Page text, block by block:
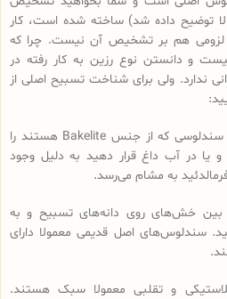
توضیح داده شد) ساخته شده است، کار
لزومی هم بر تشخیص آن نیست. چرا که
و دانستن نوع رزین به کار رفته در
ندارد. ولی برای شناخت تسبیح اصلی از
• تست بو: اگر مهره‌های تسبیح‌ سندلوسی که از جنس Bakelite هستند را
یا در آب داغ قرار دهید به دلیل وجود
به مشام می‌رسد.
بین خش‌های روی دانه‌های تسبیح و به
سندلوس‌های اصل قدیمی معمولا دارای
و تقلبی معمولا سبک هستند.